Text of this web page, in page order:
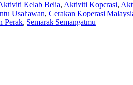
Kelab Belia, Aktiviti Koperasi,
Usahawan, Gerakan Koperasi
Perak, Semarak Semangatmu